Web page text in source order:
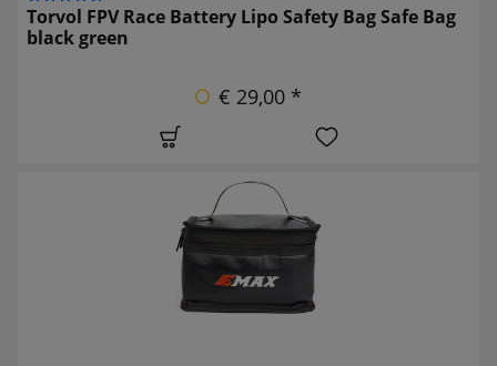
Torvol FPV Race Battery Lipo Safety Bag Safe Bag
black green
€ 29,00 *